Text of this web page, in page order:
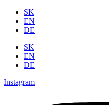
SK
EN
DE
SK
EN
DE
Instagram